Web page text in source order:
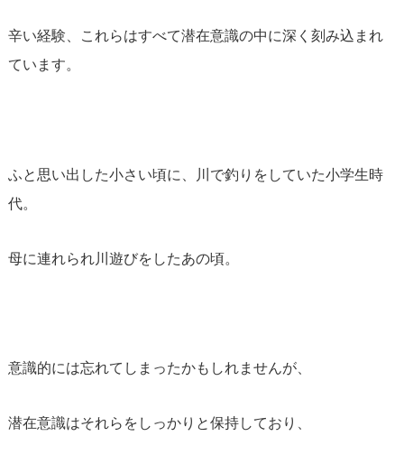
辛い経験、これらはすべて潜在意識の中に深く刻み込まれ
ています。
ふと思い出した小さい頃に、川で釣りをしていた小学生時
代。
母に連れられ川遊びをしたあの頃。
意識的には忘れてしまったかもしれませんが、
潜在意識はそれらをしっかりと保持しており、